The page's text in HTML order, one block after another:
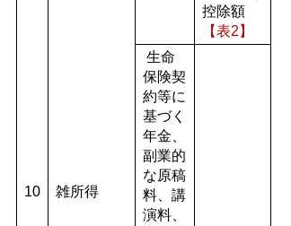
10 雑所得
控除額
【表2】
生命
保険契
約等に
基づく
年金、
副業的
な原稿
料、講
演料、